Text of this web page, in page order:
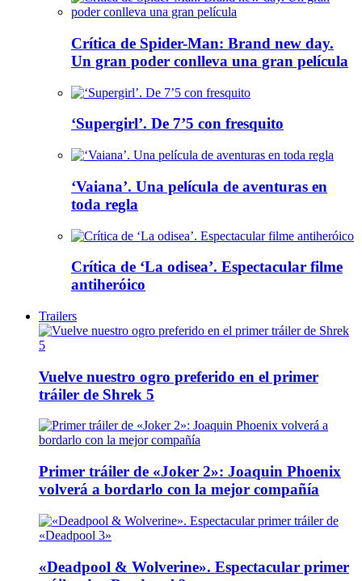
Crítica de Spider-Man: Brand new day.
Un gran poder conlleva una gran película
‘Supergirl’. De 7’5 con fresquito
‘Vaiana’. Una película de aventuras en
toda regla
Crítica de ‘La odisea’. Espectacular filme
antiheróico
Trailers
Vuelve nuestro ogro preferido en el primer
tráiler de Shrek 5
Primer tráiler de «Joker 2»: Joaquin Phoenix
volverá a bordarlo con la mejor compañía
«Deadpool & Wolverine». Espectacular primer